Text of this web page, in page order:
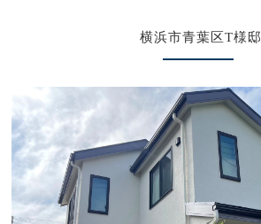
横浜市青葉区T様邸